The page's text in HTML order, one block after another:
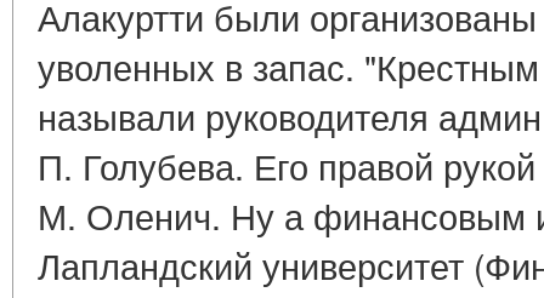
Алакуртти были
уволенных в запас.
называли руководителя
П. Голубева. Его правой
М. Оленич. Ну а финансовым
Лапландский университет